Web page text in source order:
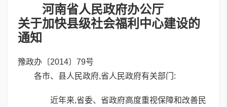
河南省人民政府办公厅
关于加快县级社会福利中心建设的
通知
豫政办〔2014〕79号
各市、县人民政府,省人民政府有关部门:
近年来,省委、省政府高度重视保障和改善民